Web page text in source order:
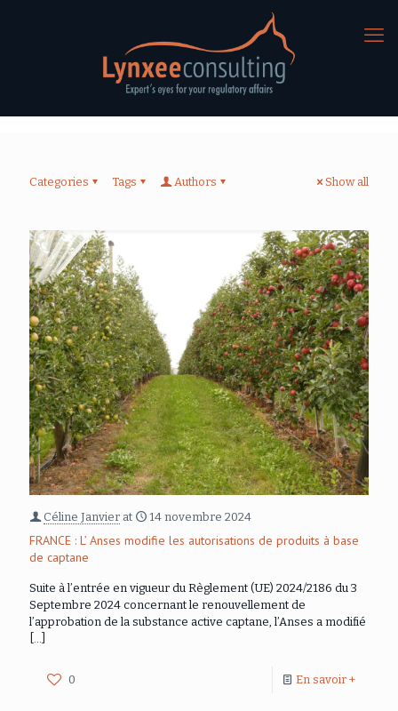
Categories Tags Authors Show all
Céline Janvier at 14 novembre 2024
FRANCE : L’ Anses modifie les autorisations de produits à base
de captane
Suite à l’entrée en vigueur du Règlement (UE) 2024/2186 du 3
Septembre 2024 concernant le renouvellement de
l’approbation de la substance active captane, l’Anses a modifié
[…]
0 En savoir +